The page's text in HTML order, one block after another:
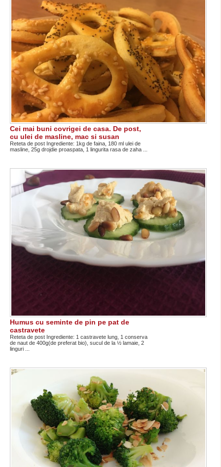
Cei mai buni covrigei de casa. De post,
cu ulei de masline, mac si susan
Reteta de post Ingrediente: 1kg de faina, 180 ml ulei de
masline, 25g drojdie proaspata, 1 lingurita rasa de zaha ...
Humus cu seminte de pin pe pat de
castravete
Reteta de post Ingrediente: 1 castravete lung, 1 conserva
de naut de 400g(de preferat bio), sucul de la ½ lamaie, 2
linguri ...